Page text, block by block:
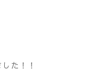
た！！